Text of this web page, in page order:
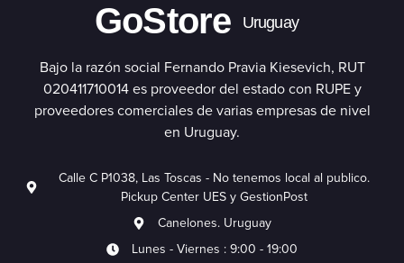
GoStore Uruguay
Bajo la razón social Fernando Pravia Kiesevich, RUT
020411710014 es proveedor del estado con RUPE y
proveedores comerciales de varias empresas de nivel
en Uruguay.
Calle C P1038, Las Toscas - No tenemos local al publico.
Pickup Center UES y GestionPost
Canelones. Uruguay
Lunes - Viernes : 9:00 - 19:00